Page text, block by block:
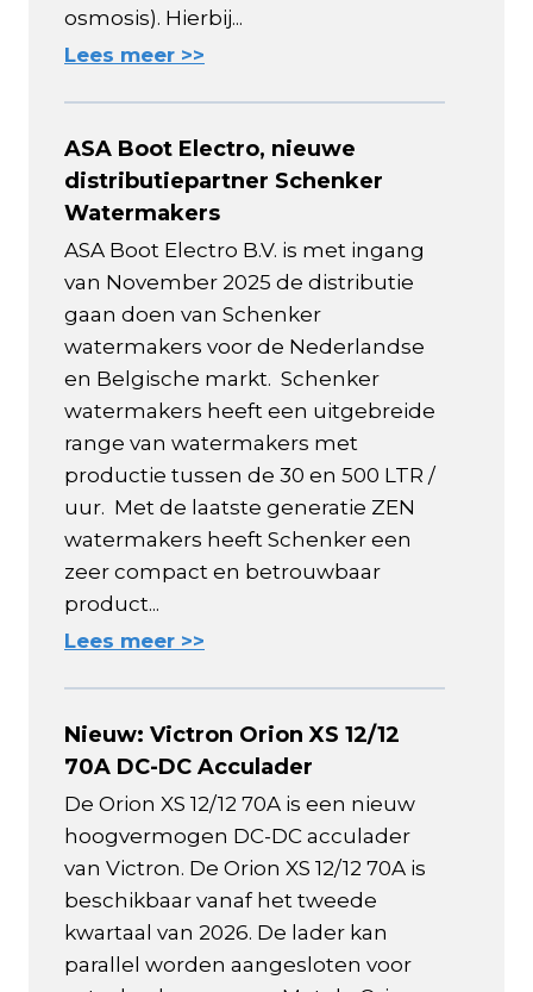
osmosis). Hierbij...
Lees meer >>
ASA Boot Electro, nieuwe
distributiepartner Schenker
Watermakers
ASA Boot Electro B.V. is met ingang
van November 2025 de distributie
gaan doen van Schenker
watermakers voor de Nederlandse
en Belgische markt. Schenker
watermakers heeft een uitgebreide
range van watermakers met
productie tussen de 30 en 500 LTR /
uur. Met de laatste generatie ZEN
watermakers heeft Schenker een
zeer compact en betrouwbaar
product...
Lees meer >>
Nieuw: Victron Orion XS 12/12
70A DC-DC Acculader
De Orion XS 12/12 70A is een nieuw
hoogvermogen DC-DC acculader
van Victron. De Orion XS 12/12 70A is
beschikbaar vanaf het tweede
kwartaal van 2026. De lader kan
parallel worden aangesloten voor